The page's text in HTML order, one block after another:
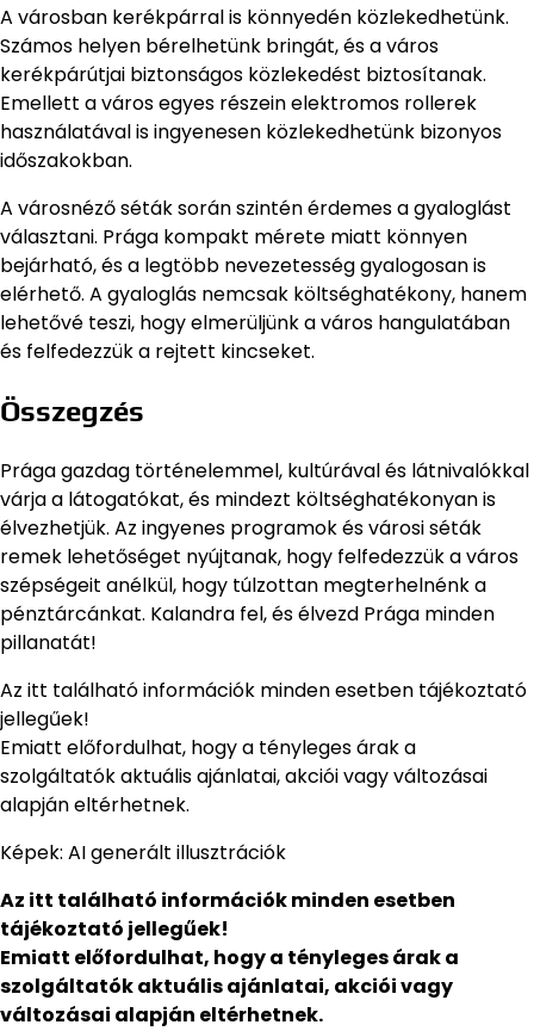
A városban kerékpárral is könnyedén közlekedhetünk.
Számos helyen bérelhetünk bringát, és a város
kerékpárútjai biztonságos közlekedést biztosítanak.
Emellett a város egyes részein elektromos rollerek
használatával is ingyenesen közlekedhetünk bizonyos
időszakokban.
A városnéző séták során szintén érdemes a gyaloglást
választani. Prága kompakt mérete miatt könnyen
bejárható, és a legtöbb nevezetesség gyalogosan is
elérhető. A gyaloglás nemcsak költséghatékony, hanem
lehetővé teszi, hogy elmerüljünk a város hangulatában
és felfedezzük a rejtett kincseket.
Összegzés
Prága gazdag történelemmel, kultúrával és látnivalókkal
várja a látogatókat, és mindezt költséghatékonyan is
élvezhetjük. Az ingyenes programok és városi séták
remek lehetőséget nyújtanak, hogy felfedezzük a város
szépségeit anélkül, hogy túlzottan megterhelnénk a
pénztárcánkat. Kalandra fel, és élvezd Prága minden
pillanatát!
Az itt található információk minden esetben tájékoztató
jellegűek!
Emiatt előfordulhat, hogy a tényleges árak a
szolgáltatók aktuális ajánlatai, akciói vagy változásai
alapján eltérhetnek.
Képek: AI generált illusztrációk
Az itt található információk minden esetben
tájékoztató jellegűek!
Emiatt előfordulhat, hogy a tényleges árak a
szolgáltatók aktuális ajánlatai, akciói vagy
változásai alapján eltérhetnek.